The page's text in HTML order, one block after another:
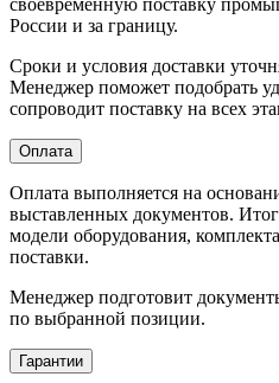
России и за границу.
Сроки и условия доставки
Менеджер поможет подобрать
сопроводит поставку на всех
Оплата
Оплата выполняется на
выставленных документов.
модели оборудования,
поставки.
Менеджер подготовит
по выбранной позиции.
Гарантии